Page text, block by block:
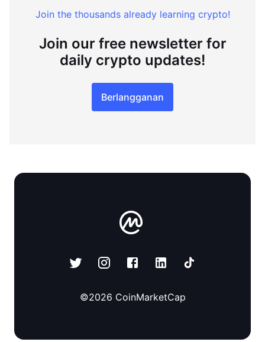
Join the thousands already learning crypto!
Join our free newsletter for
daily crypto updates!
Berlangganan
©2026 CoinMarketCap